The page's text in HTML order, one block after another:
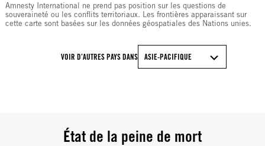
Amnesty International ne prend pas position sur les questions de
souveraineté ou les conflits territoriaux. Les frontières apparaissant sur
cette carte sont basées sur les données géospatiales des Nations unies.
VOIR D’AUTRES PAYS DANS ASIE-PACIFIQUE
État de la peine de mort